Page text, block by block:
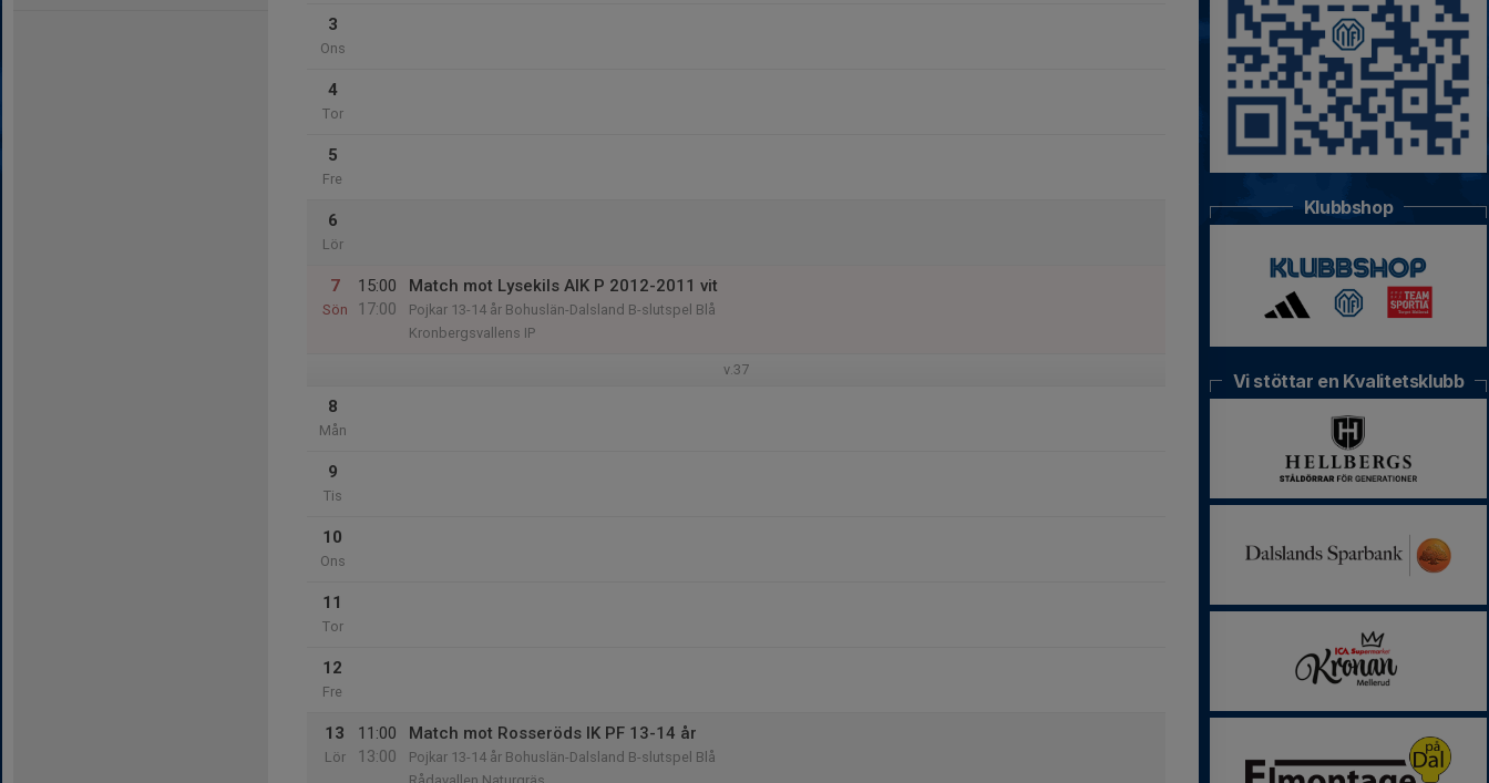
3
Ons
4
Tor
5
Fre
6
Lör
7
Sön
15:00
17:00
Match mot Lysekils AIK P 2012-2011 vit
Pojkar 13-14 år Bohuslän-Dalsland B-slutspel Blå
Kronbergsvallens IP
v.37
8
Mån
9
Tis
10
Ons
11
Tor
12
Fre
13
Lör
11:00
13:00
Match mot Rosseröds IK PF 13-14 år
Pojkar 13-14 år Bohuslän-Dalsland B-slutspel Blå
Klubbshop
Vi stöttar en Kvalitetsklubb